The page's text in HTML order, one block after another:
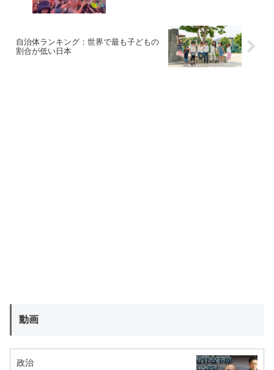
自治体ランキング：世界で最も子どもの
割合が低い日本
動画
政治